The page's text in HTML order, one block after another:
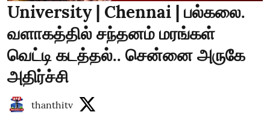
University | Chennai | பல்கலை.
வளாகத்தில் சந்தனம் மரங்கள்
வெட்டி கடத்தல்.. சென்னை அருகே
அதிர்ச்சி
thanthitv